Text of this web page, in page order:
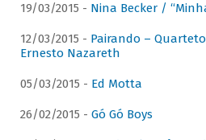
19/03/2015 - Nina Becker /
12/03/2015 - Pairando –
Ernesto Nazareth
05/03/2015 - Ed Motta
26/02/2015 - Gó Gó Boys